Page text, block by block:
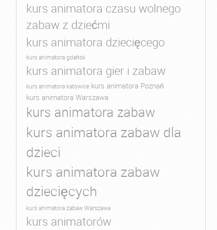
kurs animatora czasu wolnego
zabaw z dziećmi
kurs animatora dziecięcego
kurs animatora gdańsk
kurs animatora gier i zabaw
kurs animatora katowice kurs animatora Poznań
kurs animatora Warszawa
kurs animatora zabaw
kurs animatora zabaw dla
dzieci
kurs animatora zabaw
dziecięcych
kurs animatora zabaw Warszawa
kurs animatorów